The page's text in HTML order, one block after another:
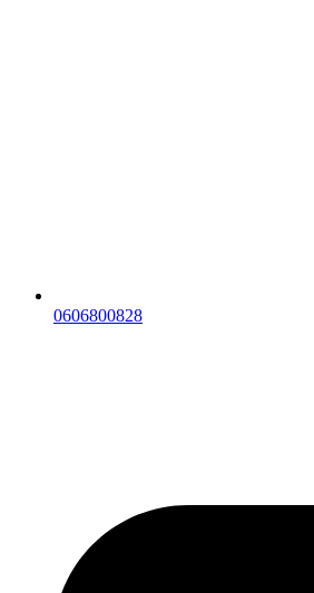
0606800828